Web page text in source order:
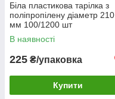
Біла пластикова тарілка з
поліпропілену діаметр 210
мм 100/1200 шт
В наявності
225 ₴/упаковка
Купити